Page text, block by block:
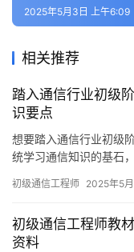
2025年5月3日 上午6:09
相关推荐
踏入通信行业初级
识要点
想要踏入通信行业初级
统学习通信知识的基石
初级通信工程师 2025年5月
初级通信工程师教
资料